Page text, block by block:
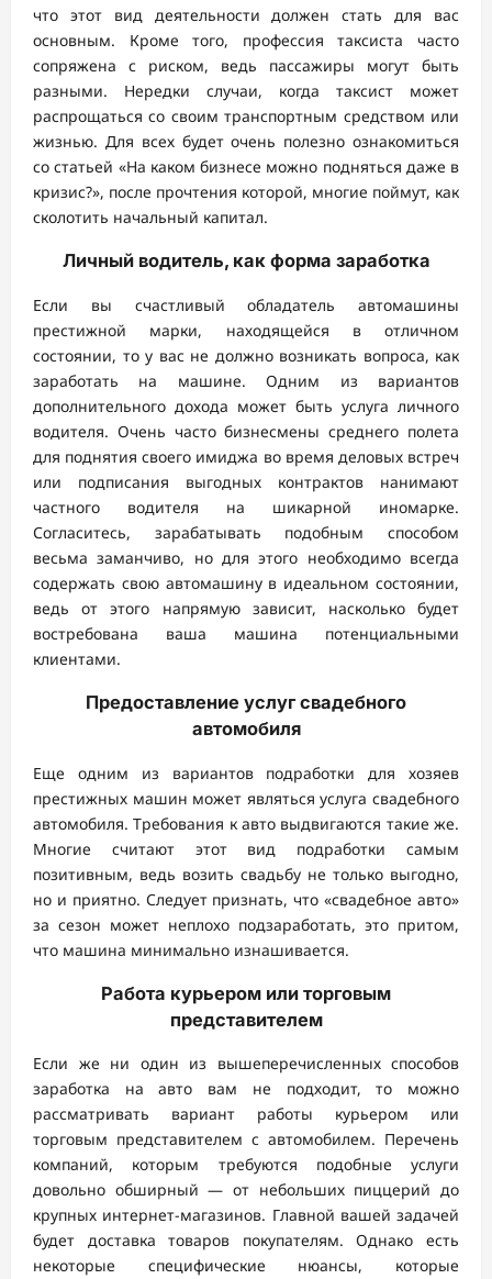
что этот вид деятельности должен стать для вас
основным. Кроме того, профессия таксиста часто
сопряжена с риском, ведь пассажиры могут быть
разными. Нередки случаи, когда таксист может
распрощаться со своим транспортным средством или
жизнью. Для всех будет очень полезно ознакомиться
со статьей «На каком бизнесе можно подняться даже в
кризис?», после прочтения которой, многие поймут, как
сколотить начальный капитал.
Личный водитель, как форма заработка
Если вы счастливый обладатель автомашины
престижной марки, находящейся в отличном
состоянии, то у вас не должно возникать вопроса, как
заработать на машине. Одним из вариантов
дополнительного дохода может быть услуга личного
водителя. Очень часто бизнесмены среднего полета
для поднятия своего имиджа во время деловых встреч
или подписания выгодных контрактов нанимают
частного водителя на шикарной иномарке.
Согласитесь, зарабатывать подобным способом
весьма заманчиво, но для этого необходимо всегда
содержать свою автомашину в идеальном состоянии,
ведь от этого напрямую зависит, насколько будет
востребована ваша машина потенциальными
клиентами.
Предоставление услуг свадебного
автомобиля
Еще одним из вариантов подработки для хозяев
престижных машин может являться услуга свадебного
автомобиля. Требования к авто выдвигаются такие же.
Многие считают этот вид подработки самым
позитивным, ведь возить свадьбу не только выгодно,
но и приятно. Следует признать, что «свадебное авто»
за сезон может неплохо подзаработать, это притом,
что машина минимально изнашивается.
Работа курьером или торговым
представителем
Если же ни один из вышеперечисленных способов
заработка на авто вам не подходит, то можно
рассматривать вариант работы курьером или
торговым представителем с автомобилем. Перечень
компаний, которым требуются подобные услуги
довольно обширный — от небольших пиццерий до
крупных интернет-магазинов. Главной вашей задачей
будет доставка товаров покупателям. Однако есть
некоторые специфические нюансы, которые